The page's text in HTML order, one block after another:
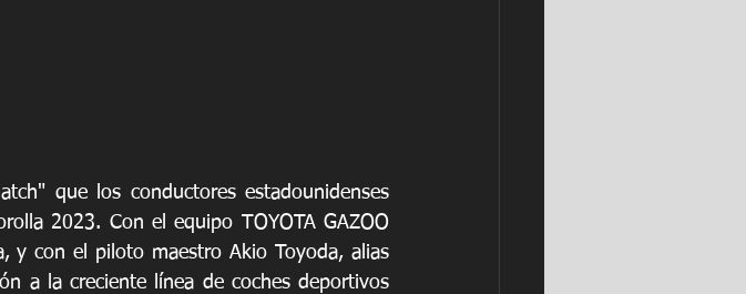
que los conductores estadounidenses
2023. Con el equipo TOYOTA GAZOO
y con el piloto maestro Akio Toyoda, alias
a la creciente línea de coches deportivos